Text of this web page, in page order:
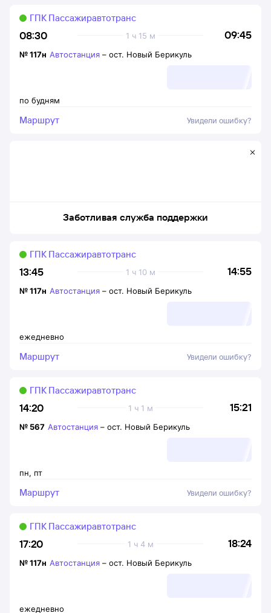
08:30 09:45
1 ч 15 м
ГПК Пассажиравтотранс
по будням
№117н Автостанция – ост. Новый Берикуль
Маршрут Увидели ошибку?
Заботливая служба поддержки
13:45 14:55
1 ч 10 м
ГПК Пассажиравтотранс
ежедневно
№117н Автостанция – ост. Новый Берикуль
Маршрут Увидели ошибку?
14:20 15:21
1 ч 1 м
ГПК Пассажиравтотранс
пн, пт
№ 567 Автостанция – ост. Новый Берикуль
Маршрут Увидели ошибку?
17:20 18:24
1 ч 4 м
ГПК Пассажиравтотранс
ежедневно
№117н Автостанция – ост. Новый Берикуль